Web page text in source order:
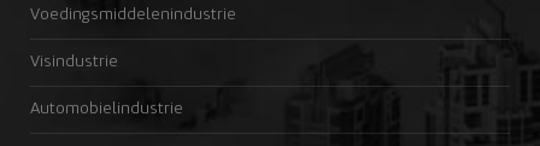
Voedingsmiddelenindustrie
Visindustrie
Automobielindustrie